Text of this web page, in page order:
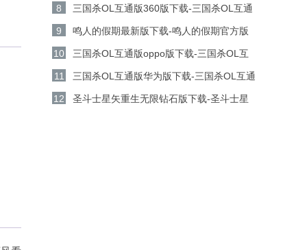
戏v14.3.0安卓版下载
8
三国杀OL互通版360版下载-三国杀OL互通
版360客户端v3.9.0安卓版下载
9
鸣人的假期最新版下载-鸣人的假期官方版
v1.23安卓版下载
10
三国杀OL互通版oppo版下载-三国杀OL互
通版oppo手机游戏v3.9.0安卓版下载
11
三国杀OL互通版华为版下载-三国杀OL互通
版华为游戏v3.9.0安卓版下载
12
圣斗士星矢重生无限钻石版下载-圣斗士星